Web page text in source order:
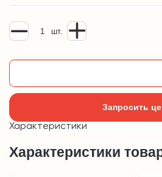
шт.
Запросить
Характеристики
Характеристики